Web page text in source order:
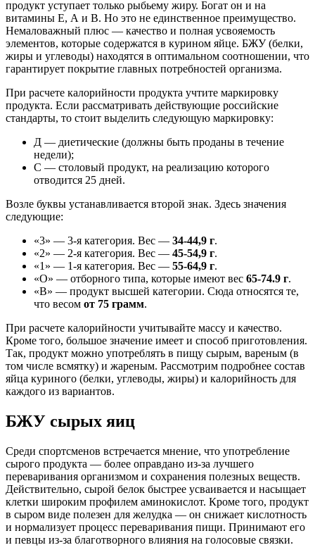
продукт уступает только рыбьему жиру. Богат он и на
витамины Е, А и В. Но это не единственное преимущество.
Немаловажный плюс — качество и полная усвояемость
элементов, которые содержатся в курином яйце. БЖУ (белки,
жиры и углеводы) находятся в оптимальном соотношении, что
гарантирует покрытие главных потребностей организма.
При расчете калорийности продукта учтите маркировку
продукта. Если рассматривать действующие российские
стандарты, то стоит выделить следующую маркировку:
Д — диетические (должны быть проданы в течение
недели);
С — столовый продукт, на реализацию которого
отводится 25 дней.
Возле буквы устанавливается второй знак. Здесь значения
следующие:
«3» — 3-я категория. Вес — 34-44,9 г.
«2» — 2-я категория. Вес — 45-54,9 г.
«1» — 1-я категория. Вес — 55-64,9 г.
«О» — отборного типа, которые имеют вес 65-74.9 г.
«В» — продукт высшей категории. Сюда относятся те,
что весом от 75 грамм.
При расчете калорийности учитывайте массу и качество.
Кроме того, большое значение имеет и способ приготовления.
Так, продукт можно употреблять в пищу сырым, вареным (в
том числе всмятку) и жареным. Рассмотрим подробнее состав
яйца куриного (белки, углеводы, жиры) и калорийность для
каждого из вариантов.
БЖУ сырых яиц
Среди спортсменов встречается мнение, что употребление
сырого продукта — более оправдано из-за лучшего
переваривания организмом и сохранения полезных веществ.
Действительно, сырой белок быстрее усваивается и насыщает
клетки широким профилем аминокислот. Кроме того, продукт
в сыром виде полезен для желудка — он снижает кислотность
и нормализует процесс переваривания пищи. Принимают его
и певцы из-за благотворного влияния на голосовые связки.